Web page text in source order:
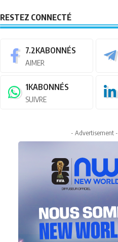
RESTEZ CONNECTÉ
7.2KABONNÉS
AIMER
1KABONNÉS
SUIVRE
- Advertisement -